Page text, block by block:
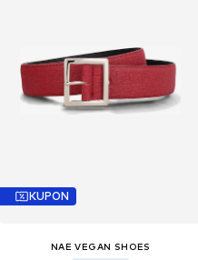
KUPON
NAE VEGAN SHOES